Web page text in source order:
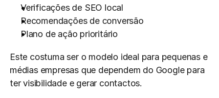
Verificações de SEO local
Recomendações de conversão
Plano de ação prioritário
Este costuma ser o modelo ideal para pequenas e
médias empresas que dependem do Google para
ter visibilidade e gerar contactos.